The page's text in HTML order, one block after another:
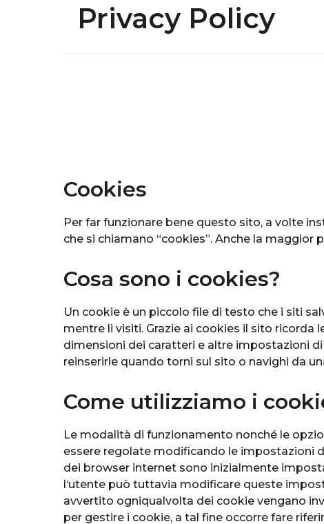
Privacy Policy
Cookies
Per far funzionare bene questo sito, a volte
che si chiamano “cookies”. Anche la maggior
Cosa sono i cookies?
Un cookie è un piccolo file di testo che i siti
mentre li visiti. Grazie ai cookies il sito ricorda
dimensioni dei caratteri e altre impostazioni
reinserirle quando torni sul sito o navighi da
Come utilizziamo i
Le modalità di funzionamento nonché le
essere regolate modificando le impostazioni
dei browser internet sono inizialmente
l‘utente può tuttavia modificare queste
avvertito ogniqualvolta dei cookie vengano
per gestire i cookie, a tal fine occorre fare